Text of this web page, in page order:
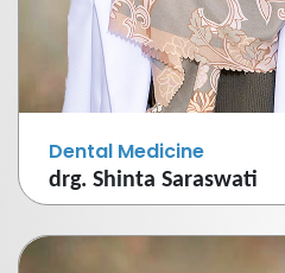
Dental Medicine
drg. Shinta Saraswati